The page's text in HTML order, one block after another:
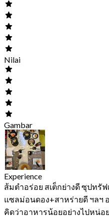
Nilai
Gambar
Experience
ส้มตำอร่อย สเต็กย่างดี ซุปทรั
แซลม่อนดอง+สาหร่ายดี ฯลฯ
คิดว่าอาหารน้อยอย่างไปหน่อ